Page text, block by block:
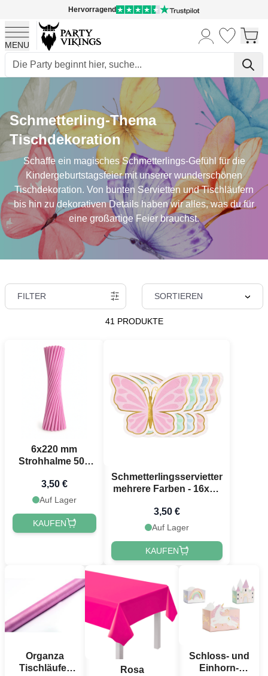
Hervorragend
MENU
Skip to Content
Schmetterling-Thema
Tischdekoration
Schaffe ein magisches Schmetterlings-Gefühl für die
Kindergeburtstagsfeier mit unserer wunderschönen
Tischdekoration. Von bunten Servietten und Tischläufern
bis hin zu dekorativen Details haben wir alles, was du für
eine großartige Feier brauchst.
FILTER SORTIEREN
41 PRODUKTE
6x220 mm
Strohhalme 50x
wiederverwendbar
3,50 €
Auf Lager
KAUFEN
Schmetterlingsservietten
mehrere Farben - 16x12
3,50 €
Auf Lager
KAUFEN
Organza
Tischläufer
Rosa
Schloss- und
Einhorn-